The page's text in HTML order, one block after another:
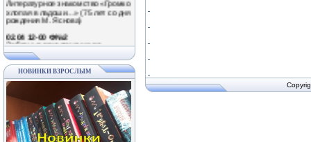
рождения М. Яснова)
02.04 12-00 Ф№2
страницам книг Михаила Яснова в
рамках Межрегиональной акции
«Громкая хлопая в ладоши» (75
лет со дня рождения детского
писателя)
02.04 11-00 Ф№6
Литературный праздник
«Полистаем смешные странички»
(в рамках Межрегиональной акции
«Громкая хлопая в ладоши» к 75-
летию М. Яснова)
НОВИНКИ ВЗРОСЛЫМ